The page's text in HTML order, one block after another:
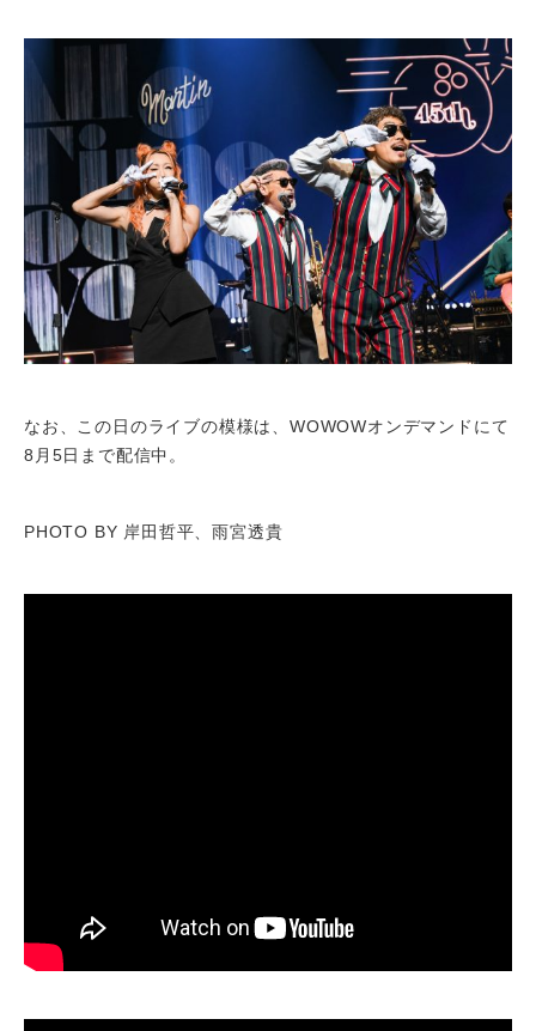
なお、この日のライブの模様は、WOWOWオンデマンドにて
8月5日まで配信中。
PHOTO BY 岸田哲平、雨宮透貴